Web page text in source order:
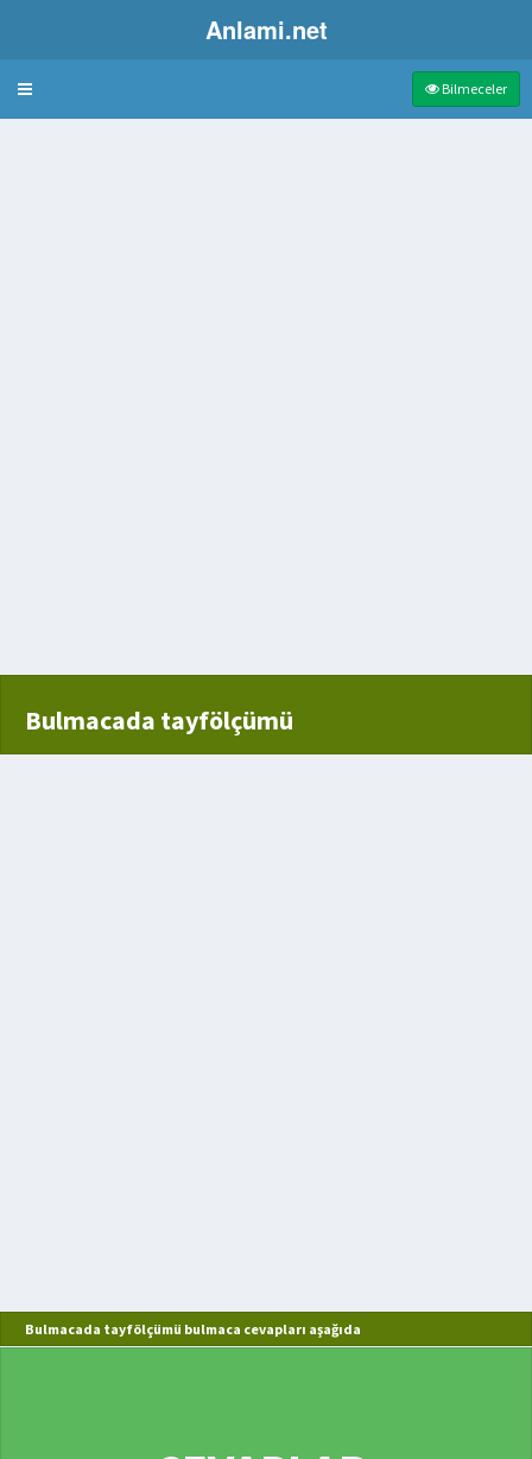
Anlami.net
Bulmaca Bilmeceler
Bulmacada tayfölçümü
Bulmacada tayfölçümü bulmaca cevapları aşağıda